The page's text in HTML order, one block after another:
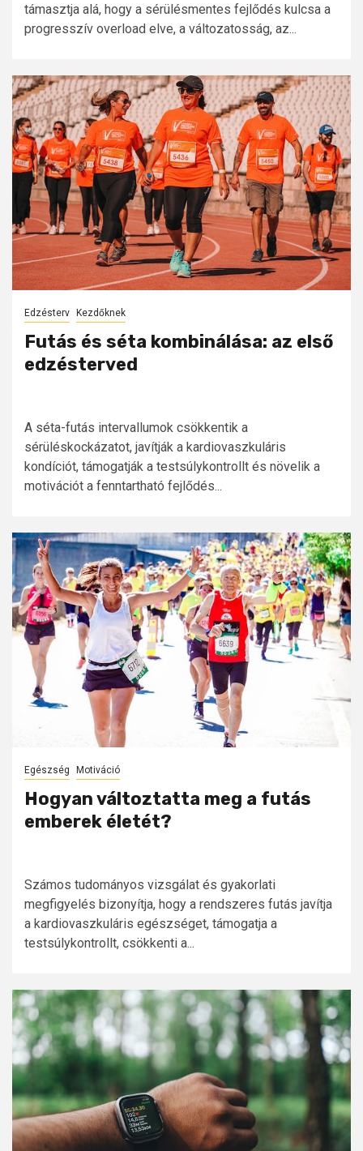
támasztja alá, hogy a sérülésmentes fejlődés kulcsa a
progresszív overload elve, a változatosság, az...
Edzésterv Kezdőknek
Futás és séta kombinálása: az első
edzésterved
A séta-futás intervallumok csökkentik a
sérüléskockázatot, javítják a kardiovaszkuláris
kondíciót, támogatják a testsúlykontrollt és növelik a
motivációt a fenntartható fejlődés...
Egészség Motiváció
Hogyan változtatta meg a futás
emberek életét?
Számos tudományos vizsgálat és gyakorlati
megfigyelés bizonyítja, hogy a rendszeres futás javítja
a kardiovaszkuláris egészséget, támogatja a
testsúlykontrollt, csökkenti a...